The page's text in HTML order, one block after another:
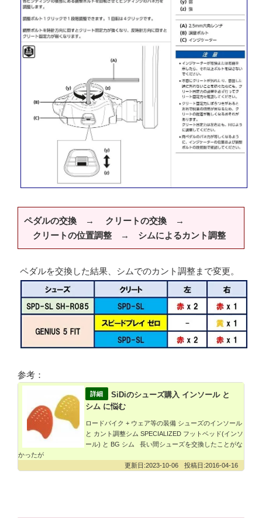
ペダルの交換 → クリートの交換 →
クリートの位置調整 → シムによるカント調整
ペダルを交換した結果、シムでのカント調整まで変更。
参考：
SiDiのシューズ購入 インソール と
シム に悩む
ロードバイク + ウェア等の装備 シューズのインソール
と カント調整シム SPECIALIZED フットベッド(インソ
ール) と BG シム 長い間シューズを交換したことがな
かったが
2016-04-16
2023-10-06